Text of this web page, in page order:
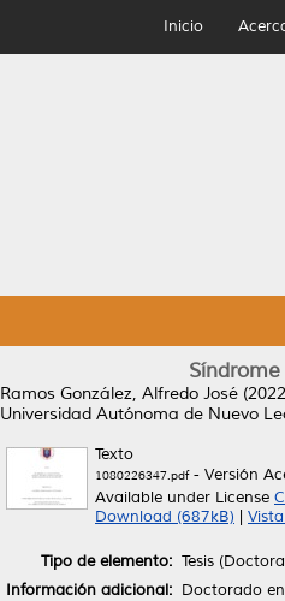
Inicio
Ramos González, Alfredo José
Universidad Autónoma de Nuevo
Texto
1080226347.pdf- Versión
Available under License
Download (687kB)
Tipo de elemento: Tesis
Información adicional: Doctorado